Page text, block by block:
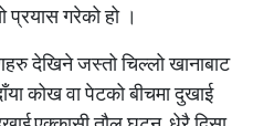
प्रयास गरेको हो ।
देखिने जस्तो चिल्लो खानाबाट
कोख वा पेटको बीचमा दुखाई